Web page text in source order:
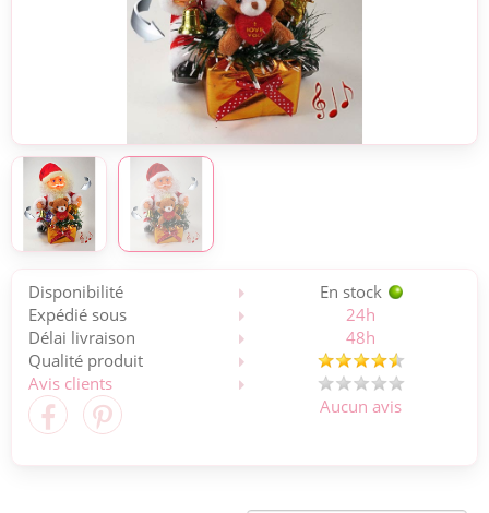
Disponibilité
En stock
Expédié sous
24h
Délai livraison
48h
Qualité produit
Avis clients
Aucun avis